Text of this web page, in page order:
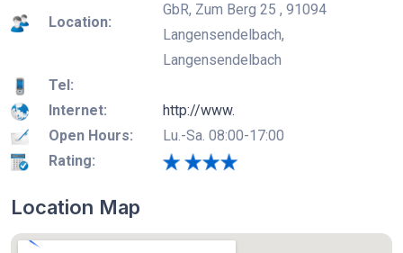
Location:
GbR, Zum Berg 25 , 91094
Langensendelbach,
Langensendelbach
Tel:
Internet:
http://www.
Open Hours:
Lu.-Sa. 08:00-17:00
Rating:
Location Map